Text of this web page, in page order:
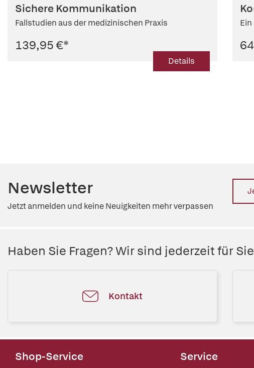
Sichere Kommunikation
Fallstudien aus der medizinischen Praxis
139,95 €*
Details
Newsletter
Jetzt anmelden und keine Neuigkeiten mehr verpassen
Haben Sie Fragen? Wir sind jederzeit für
Kontakt
Shop-Service Service